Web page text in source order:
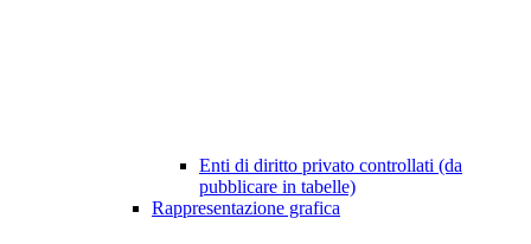
Enti di diritto privato controllati (da
pubblicare in tabelle)
Rappresentazione grafica